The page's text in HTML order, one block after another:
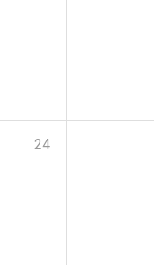
24